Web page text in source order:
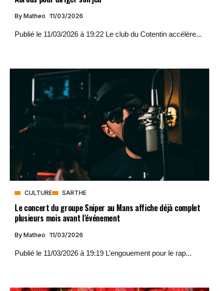
By Matheo 11/03/2026
Publié le 11/03/2026 à 19:22 Le club du Cotentin accélère...
CULTURE SARTHE
Le concert du groupe Sniper au Mans affiche déjà complet
plusieurs mois avant l’événement
By Matheo 11/03/2026
Publié le 11/03/2026 à 19:19 L’engouement pour le rap...